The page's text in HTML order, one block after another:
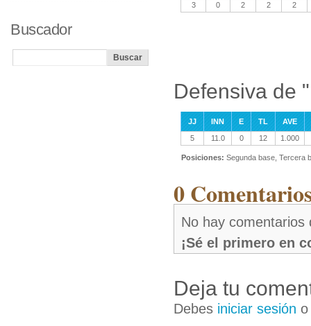
3
0 2 2 2
Defensiva de
JJ INN E TL
AVE
5
11.0 0 12 1.000
Posiciones: Segunda base, Tercera
0
No hay
¡Sé el primero en
Deja tu
Debes iniciar sesión
Buscador